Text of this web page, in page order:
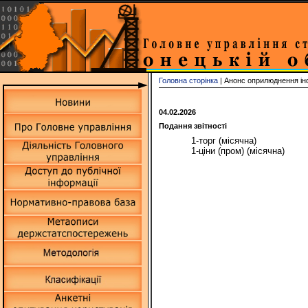
Головна сторінка | Анонс оприлюднення
04.02.2026
Подання звітності
1-торг (місячна)
1-ціни (пром) (місячна)